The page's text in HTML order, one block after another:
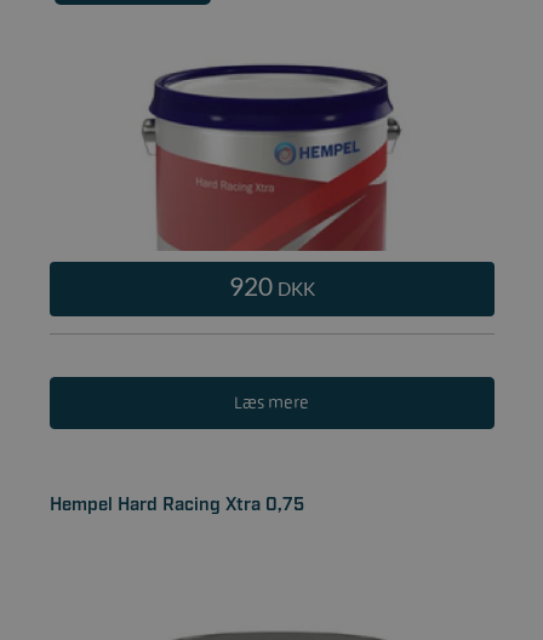
920 DKK
Læs mere
Hempel Hard Racing Xtra 0,75